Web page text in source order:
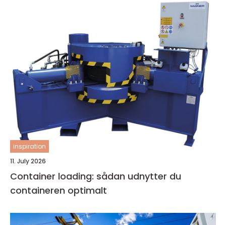
inspiration
11. July 2026
Container loading: sådan udnytter du
containeren optimalt